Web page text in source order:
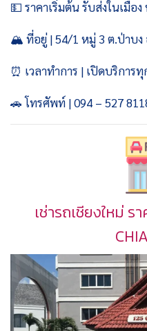
💵 ราคาเริ่มต้น รับส่งในเมือ
🏔️ ที่อยู่ | 54/1 หมู่ 3 ต.ป่าบง
⏰ เวลาทำการ | เปิดบริการ
🚗 โทรศัพท์ | 094 – 527
เช่ารถเชียงใหม่ ร